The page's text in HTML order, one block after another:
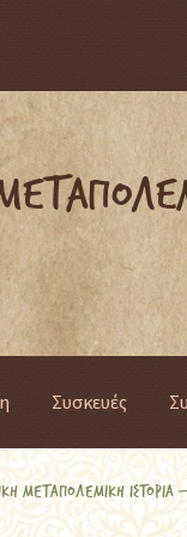
Συσκευές
ΜΕΤΑΠΟΛΕΜΙΚΗ